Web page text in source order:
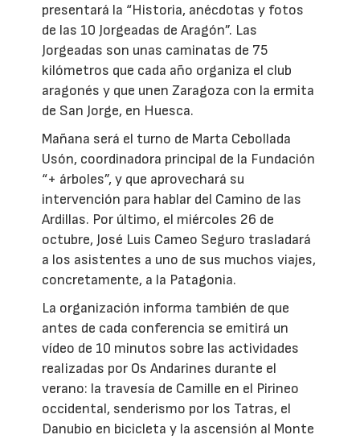
presentará la “Historia, anécdotas y fotos
de las 10 Jorgeadas de Aragón”. Las
Jorgeadas son unas caminatas de 75
kilómetros que cada año organiza el club
aragonés y que unen Zaragoza con la ermita
de San Jorge, en Huesca.
Mañana será el turno de Marta Cebollada
Usón, coordinadora principal de la Fundación
“+ árboles”, y que aprovechará su
intervención para hablar del Camino de las
Ardillas. Por último, el miércoles 26 de
octubre, José Luis Cameo Seguro trasladará
a los asistentes a uno de sus muchos viajes,
concretamente, a la Patagonia.
La organización informa también de que
antes de cada conferencia se emitirá un
vídeo de 10 minutos sobre las actividades
realizadas por Os Andarines durante el
verano: la travesía de Camille en el Pirineo
occidental, senderismo por los Tatras, el
Danubio en bicicleta y la ascensión al Monte